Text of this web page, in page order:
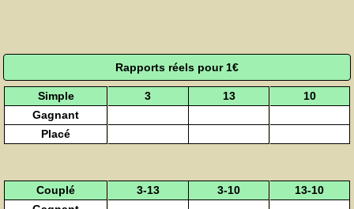
Rapports réels pour 1€
Simple 3 13
10
Gagnant
Placé
Couplé 3-13 3-10
13-10